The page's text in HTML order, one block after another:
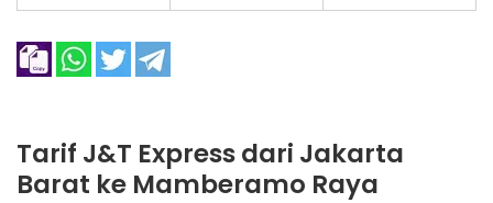
Tarif J&T Express dari Jakarta
Barat ke Mamberamo Raya